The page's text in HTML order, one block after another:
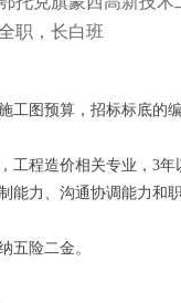
工图预算，招标标底的
工程造价相关专业，3
能力、沟通协调能力和
五险二金。
职，长白班